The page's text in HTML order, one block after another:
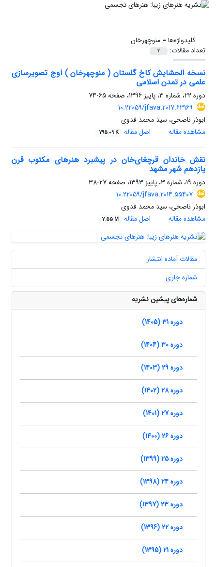
کلیدواژه‌ها =منوچهرخان
تعداد مقالات:
2
نسخه الحشایش کاخ گلستان ( منوچهرخان ) اوج تصویرسازی
علمی در تمدن اسلامی
دوره 22، شماره 3، پاییز 1396، صفحه
65-74
10.22059/jfava.2017.63169
ابوذر ناصحی، سید محمد فدوی
مشاهده مقاله
اصل مقاله 795.09 K
نقش خاندان قرچغای‌خان در پیشبرد هنرهای مکتوب قرن
یازدهم شهر مشهد
دوره 19، شماره 3، پاییز 1393، صفحه
27-38
10.22059/jfava.2014.55407
ابوذر ناصحی، سید محمد فدوی
مشاهده مقاله
اصل مقاله 7.55 M
مقالات آماده انتشار
شماره جاری
شماره‌های پیشین نشریه
دوره 31 (1405)
دوره 30 (1404)
دوره 29 (1403)
دوره 28 (1402)
دوره 27 (1401)
دوره 26 (1400)
دوره 25 (1399)
دوره 24 (1398)
دوره 23 (1397)
دوره 22 (1396)
دوره 21 (1395)